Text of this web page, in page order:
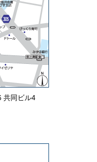
共同ビル4